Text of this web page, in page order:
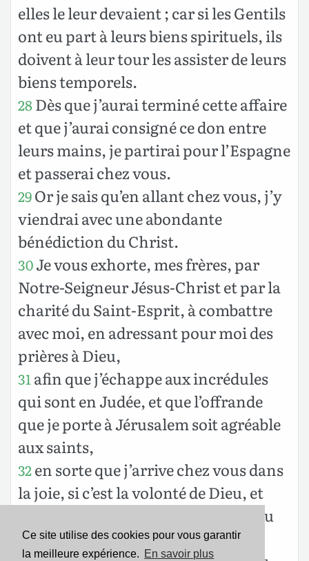
Ce site utilise des cookies pour vous garantir
la meilleure expérience. En savoir plus
elles le leur devaient ; car si les Gentils
ont eu part à leurs biens spirituels, ils
doivent à leur tour les assister de leurs
biens temporels.
28Dès que j’aurai terminé cette affaire
et que j’aurai consigné ce don entre
leurs mains, je partirai pour l’Espagne
et passerai chez vous.
29Or je sais qu’en allant chez vous, j’y
viendrai avec une abondante
bénédiction du Christ.
30Je vous exhorte, mes frères, par
Notre-Seigneur Jésus-Christ et par la
charité du Saint-Esprit, à combattre
avec moi, en adressant pour moi des
prières à Dieu,
31 afin que j’échappe aux incrédules
qui sont en Judée, et que l’offrande
que je porte à Jérusalem soit agréable
aux saints,
32en sorte que j’arrive chez vous dans
la joie, si c’est la volonté de Dieu, et
que je goûte quelque repos au milieu
de vous.